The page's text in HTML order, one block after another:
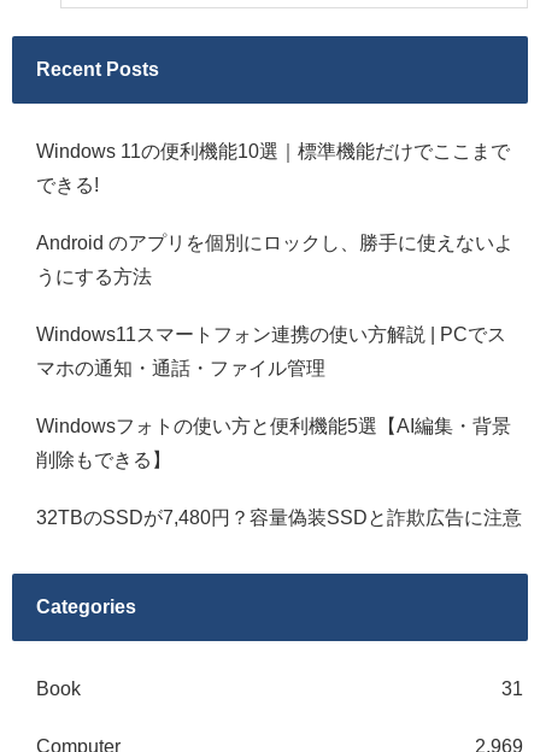
Recent Posts
Windows 11の便利機能10選｜標準機能だけでここまで
できる!
Android のアプリを個別にロックし、勝手に使えないよ
うにする方法
Windows11スマートフォン連携の使い方解説 | PCでス
マホの通知・通話・ファイル管理
Windowsフォトの使い方と便利機能5選【AI編集・背景
削除もできる】
32TBのSSDが7,480円？容量偽装SSDと詐欺広告に注意
Categories
Book 31
Computer 2,969